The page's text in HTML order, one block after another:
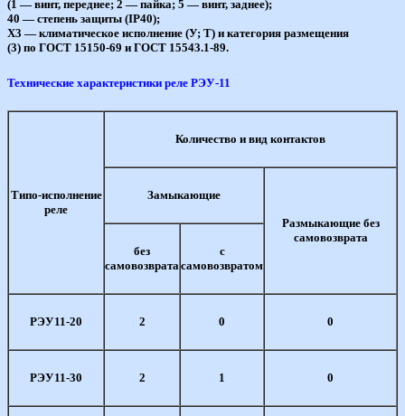
(1 — винт, переднее; 2 — пайка; 5 — винт, заднее);
40 — степень защиты (IР40);
Х3 — климатическое исполнение (У; Т) и категория размещения
(3) по ГОСТ 15150-69 и ГОСТ 15543.1-89.
Технические характеристики реле РЭУ-11
Типо-исполнение
реле
Количество и вид контактов
Замыкающие
Размыкающие без
самовозврата
без
самовозврата
с
самовозвратом
РЭУ11-20 2 0 0
РЭУ11-30 2 1 0